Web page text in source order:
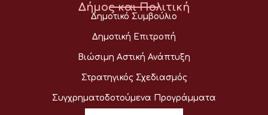
Δήμος και Πολιτική
Δημοτικό Συμβούλιο
Δημοτική Επιτροπή
Βιώσιμη Αστική Ανάπτυξη
Στρατηγικός Σχεδιασμός
Συγχρηματοδοτούμενα Προγράμματα